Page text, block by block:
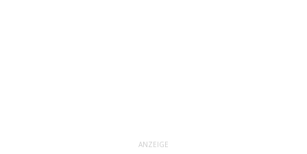
ANZEIGE